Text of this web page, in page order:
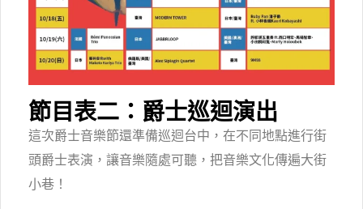
節目表二：爵士巡迴演出
這次爵士音樂節還準備巡迴台中，在不同地點進行街
頭爵士表演，讓音樂隨處可聽，把音樂文化傳遍大街
小巷！